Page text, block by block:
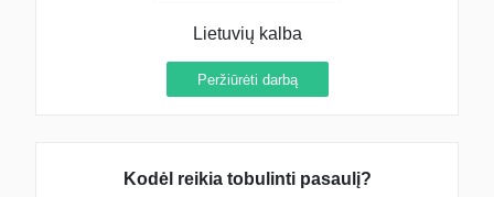
Lietuvių kalba
Peržiūrėti darbą
Kodėl reikia tobulinti pasaulį?